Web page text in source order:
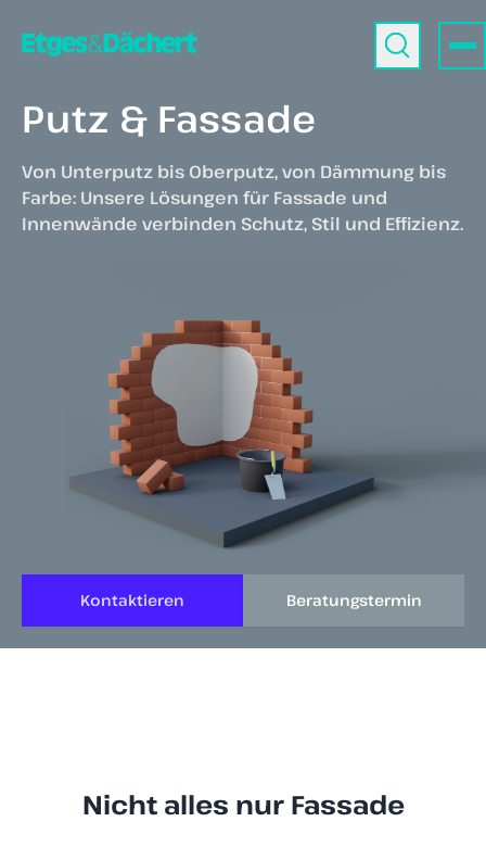
Putz & Fassade
Von Unterputz bis Oberputz, von Dämmung bis
Farbe: Unsere Lösungen für Fassade und
Innenwände verbinden Schutz, Stil und Effizienz.
Kontaktieren Beratungstermin
Nicht alles nur Fassade